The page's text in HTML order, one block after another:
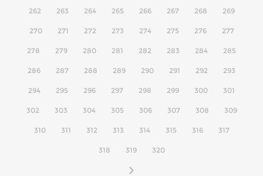
262 263 264 265 266 267 268 269
270 271 272 273 274 275 276 277
278 279 280 281 282 283 284 285
286 287 288 289 290 291 292 293
294 295 296 297 298 299 300 301
302 303 304 305 306 307 308 309
310 311 312 313 314 315 316 317
318 319 320